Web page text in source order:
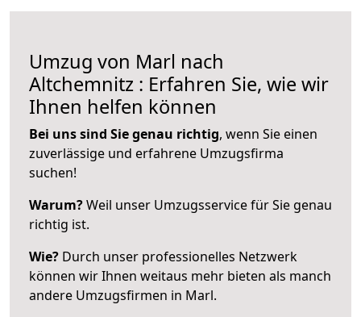
Umzug von Marl nach
Altchemnitz : Erfahren Sie, wie wir
Ihnen helfen können
Bei uns sind Sie genau richtig, wenn Sie einen
zuverlässige und erfahrene Umzugsfirma
suchen!
Warum?Weil unser Umzugsservice für Sie genau
richtig ist.
Wie? Durch unser professionelles Netzwerk
können wir Ihnen weitaus mehr bieten als manch
andere Umzugsfirmen in Marl.